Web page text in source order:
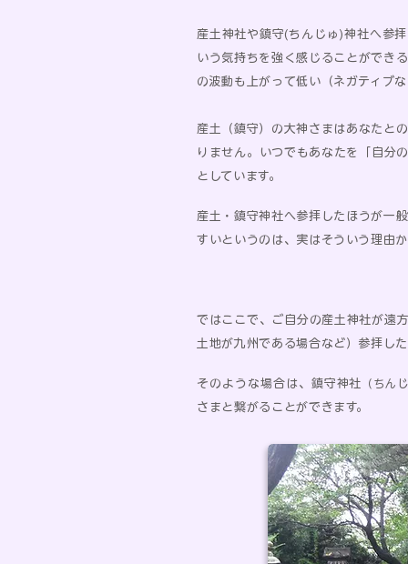
産土神社や鎮守(ちんじゅ)神社へ参
いう気持ちを強く感じることができ
の波動も上がって低い（ネガティブ
産土（鎮守）の大神さまはあなたと
りません。いつでもあなたを「自分
としています。
産土・鎮守神社へ参拝したほうが一
すいというのは、実はそういう理由
ではここで、ご自分の産土神社が遠
土地が九州である場合など）参拝し
そのような場合は、鎮守神社 （ちん
さまと繋がることができます。